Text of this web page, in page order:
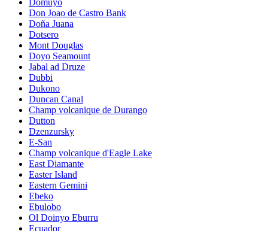
Don Joao de Castro Bank
Doña Juana
Dotsero
Mont Douglas
Doyo Seamount
Jabal ad Druze
Dubbi
Dukono
Duncan Canal
Champ volcanique de Durango
Dutton
Dzenzursky
E-San
Champ volcanique d'Eagle Lake
East Diamante
Easter Island
Eastern Gemini
Ebeko
Ebulobo
Ol Doinyo Eburru
Ecuador